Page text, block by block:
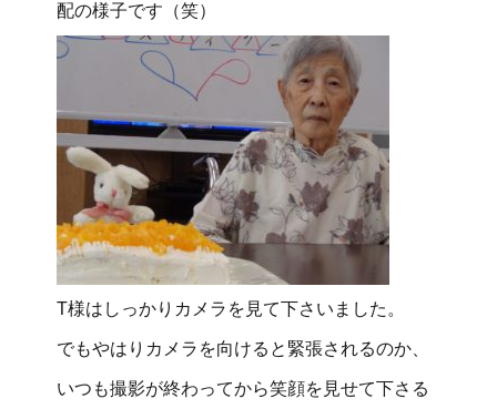
配の様子です（笑）
T様はしっかりカメラを見て下さいました。
でもやはりカメラを向けると緊張されるのか、
いつも撮影が終わってから笑顔を見せて下さる